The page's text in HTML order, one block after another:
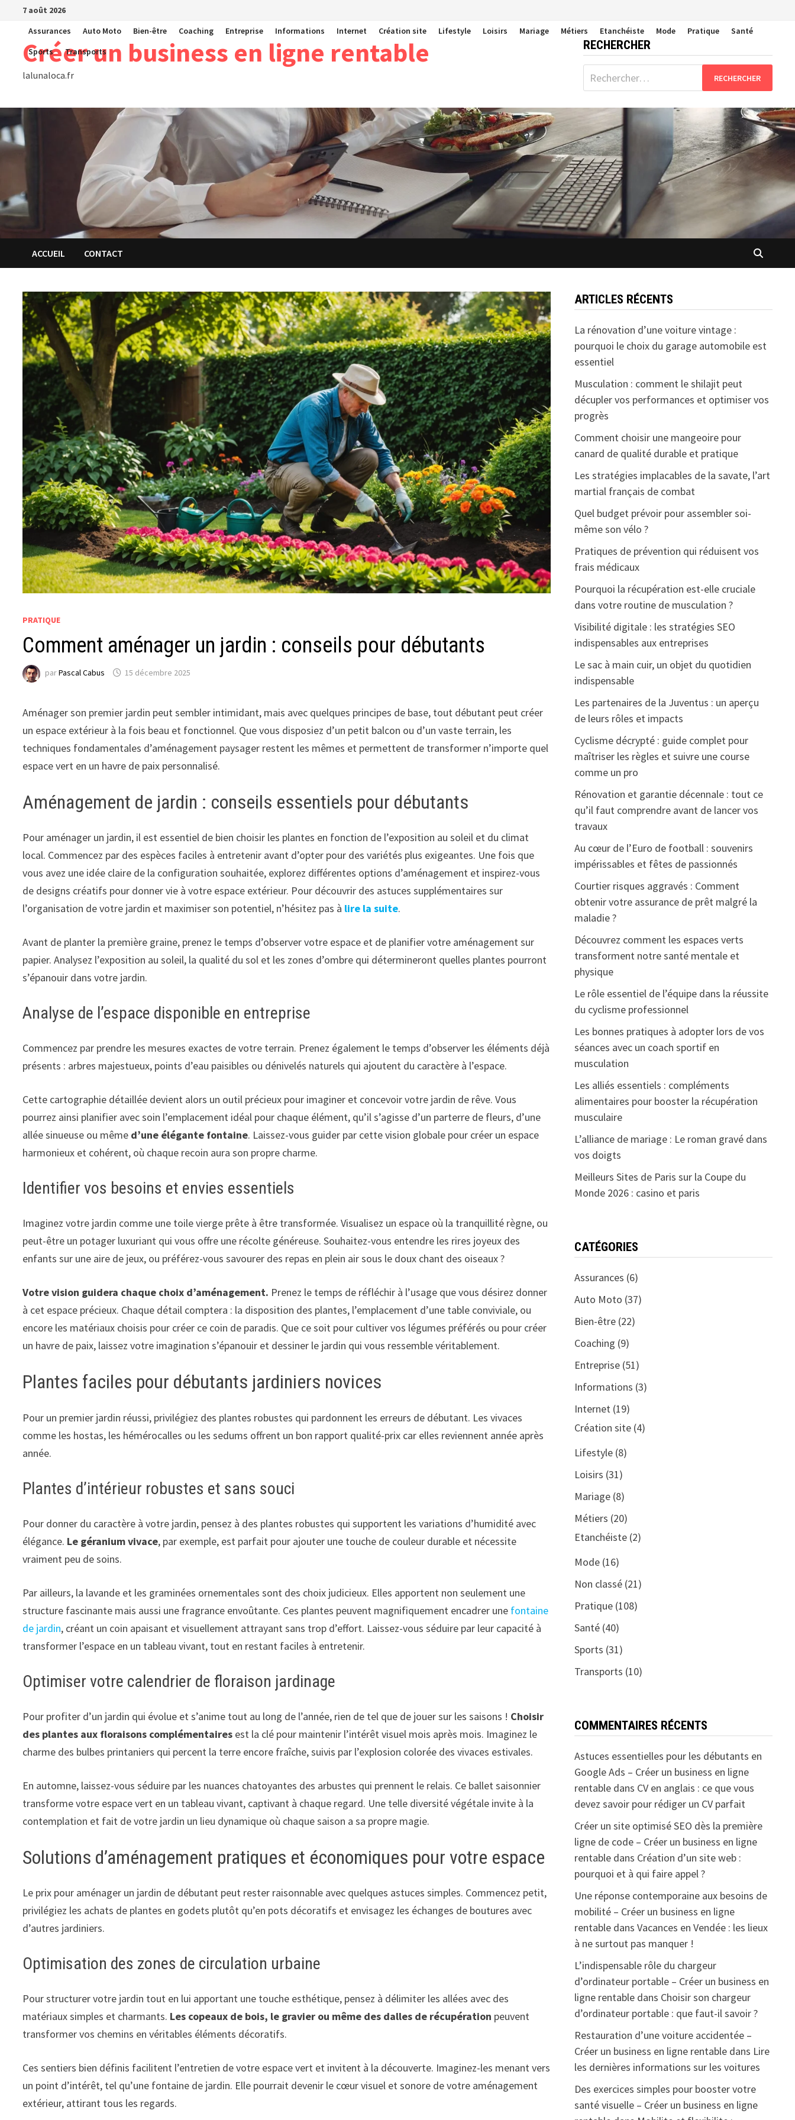
Passer7 août 2026
Assurances
Auto Moto Bien-être Coaching Entreprise Informations Internet Création site Lifestyle Loisirs Mariage Métiers Etanchéiste Mode Pratique
Santé
Sports
Transports
Créer un business en ligne rentable
lalunaloca.fr
RECHERCHER
Rechercher :
ACCUEIL CONTACT
PRATIQUE
Comment aménager un jardin : conseils pour débutants
parPascal Cabus 15 décembre 2025
Aménager son premier jardin peut sembler intimidant, mais avec quelques principes de base, tout débutant peut créer
un espace extérieur à la fois beau et fonctionnel. Que vous disposiez d’un petit balcon ou d’un vaste terrain, les
techniques fondamentales d’aménagement paysager restent les mêmes et permettent de transformer n’importe quel
espace vert en un havre de paix personnalisé.
Aménagement de jardin : conseils essentiels pour débutants
Pour aménager un jardin, il est essentiel de bien choisir les plantes en fonction de l’exposition au soleil et du climat
local. Commencez par des espèces faciles à entretenir avant d’opter pour des variétés plus exigeantes. Une fois que
vous avez une idée claire de la configuration souhaitée, explorez différentes options d’aménagement et inspirez-vous
de designs créatifs pour donner vie à votre espace extérieur. Pour découvrir des astuces supplémentaires sur
l’organisation de votre jardin et maximiser son potentiel, n’hésitez pas à lire la suite.
Avant de planter la première graine, prenez le temps d’observer votre espace et de planifier votre aménagement sur
papier. Analysez l’exposition au soleil, la qualité du sol et les zones d’ombre qui détermineront quelles plantes pourront
s’épanouir dans votre jardin.
Analyse de l’espace disponible en entreprise
Commencez par prendre les mesures exactes de votre terrain. Prenez également le temps d’observer les éléments déjà
présents : arbres majestueux, points d’eau paisibles ou dénivelés naturels qui ajoutent du caractère à l’espace.
Cette cartographie détaillée devient alors un outil précieux pour imaginer et concevoir votre jardin de rêve. Vous
pourrez ainsi planifier avec soin l’emplacement idéal pour chaque élément, qu’il s’agisse d’un parterre de fleurs, d’une
allée sinueuse ou même d’une élégante fontaine. Laissez-vous guider par cette vision globale pour créer un espace
harmonieux et cohérent, où chaque recoin aura son propre charme.
Identifier vos besoins et envies essentiels
Imaginez votre jardin comme une toile vierge prête à être transformée. Visualisez un espace où la tranquillité règne, ou
peut-être un potager luxuriant qui vous offre une récolte généreuse. Souhaitez-vous entendre les rires joyeux des
enfants sur une aire de jeux, ou préférez-vous savourer des repas en plein air sous le doux chant des oiseaux ?
Votre vision guidera chaque choix d’aménagement. Prenez le temps de réfléchir à l’usage que vous désirez donner
à cet espace précieux. Chaque détail comptera : la disposition des plantes, l’emplacement d’une table conviviale, ou
encore les matériaux choisis pour créer ce coin de paradis. Que ce soit pour cultiver vos légumes préférés ou pour créer
un havre de paix, laissez votre imagination s’épanouir et dessiner le jardin qui vous ressemble véritablement.
Plantes faciles pour débutants jardiniers novices
Pour un premier jardin réussi, privilégiez des plantes robustes qui pardonnent les erreurs de débutant. Les vivaces
comme les hostas, les hémérocalles ou les sedums offrent un bon rapport qualité-prix car elles reviennent année après
année.
Plantes d’intérieur robustes et sans souci
Pour donner du caractère à votre jardin, pensez à des plantes robustes qui supportent les variations d’humidité avec
élégance. Le géranium vivace, par exemple, est parfait pour ajouter une touche de couleur durable et nécessite
vraiment peu de soins.
Par ailleurs, la lavande et les graminées ornementales sont des choix judicieux. Elles apportent non seulement une
structure fascinante mais aussi une fragrance envoûtante. Ces plantes peuvent magnifiquement encadrer une fontaine
de jardin, créant un coin apaisant et visuellement attrayant sans trop d’effort. Laissez-vous séduire par leur capacité à
transformer l’espace en un tableau vivant, tout en restant faciles à entretenir.
Optimiser votre calendrier de floraison jardinage
Pour profiter d’un jardin qui évolue et s’anime tout au long de l’année, rien de tel que de jouer sur les saisons ! Choisir
des plantes aux floraisons complémentaires est la clé pour maintenir l’intérêt visuel mois après mois. Imaginez le
charme des bulbes printaniers qui percent la terre encore fraîche, suivis par l’explosion colorée des vivaces estivales.
En automne, laissez-vous séduire par les nuances chatoyantes des arbustes qui prennent le relais. Ce ballet saisonnier
transforme votre espace vert en un tableau vivant, captivant à chaque regard. Une telle diversité végétale invite à la
contemplation et fait de votre jardin un lieu dynamique où chaque saison a sa propre magie.
Solutions d’aménagement pratiques et économiques pour votre espace
Le prix pour aménager un jardin de débutant peut rester raisonnable avec quelques astuces simples. Commencez petit,
privilégiez les achats de plantes en godets plutôt qu’en pots décoratifs et envisagez les échanges de boutures avec
d’autres jardiniers.
Optimisation des zones de circulation urbaine
Pour structurer votre jardin tout en lui apportant une touche esthétique, pensez à délimiter les allées avec des
matériaux simples et charmants. Les copeaux de bois, le gravier ou même des dalles de récupération peuvent
transformer vos chemins en véritables éléments décoratifs.
Ces sentiers bien définis facilitent l’entretien de votre espace vert et invitent à la découverte. Imaginez-les menant vers
un point d’intérêt, tel qu’une fontaine de jardin. Elle pourrait devenir le cœur visuel et sonore de votre aménagement
extérieur, attirant tous les regards.
ARTICLES RÉCENTS
La rénovation d’une voiture vintage :
pourquoi le choix du garage automobile est
essentiel
Musculation : comment le shilajit peut
décupler vos performances et optimiser vos
progrès
Comment choisir une mangeoire pour
canard de qualité durable et pratique
Les stratégies implacables de la savate, l’art
martial français de combat
Quel budget prévoir pour assembler soi-
même son vélo ?
Pratiques de prévention qui réduisent vos
frais médicaux
Pourquoi la récupération est-elle cruciale
dans votre routine de musculation ?
Visibilité digitale : les stratégies SEO
indispensables aux entreprises
Le sac à main cuir, un objet du quotidien
indispensable
Les partenaires de la Juventus : un aperçu
de leurs rôles et impacts
Cyclisme décrypté : guide complet pour
maîtriser les règles et suivre une course
comme un pro
Rénovation et garantie décennale : tout ce
qu’il faut comprendre avant de lancer vos
travaux
Au cœur de l’Euro de football : souvenirs
impérissables et fêtes de passionnés
Courtier risques aggravés : Comment
obtenir votre assurance de prêt malgré la
maladie ?
Découvrez comment les espaces verts
transforment notre santé mentale et
physique
Le rôle essentiel de l’équipe dans la réussite
du cyclisme professionnel
Les bonnes pratiques à adopter lors de vos
séances avec un coach sportif en
musculation
Les alliés essentiels : compléments
alimentaires pour booster la récupération
musculaire
L’alliance de mariage : Le roman gravé dans
vos doigts
Meilleurs Sites de Paris sur la Coupe du
Monde 2026 : casino et paris
CATÉGORIES
Assurances (6)
Auto Moto (37)
Bien-être(22)
Coaching (9)
Entreprise(51)
Informations (3)
Internet(19)
Création site(4)
Lifestyle(8)
Loisirs (31)
Mariage(8)
Métiers (20)
Etanchéiste(2)
Mode(16)
Non classé(21)
Pratique(108)
Santé(40)
Sports (31)
Transports (10)
COMMENTAIRES RÉCENTS
Astuces essentielles pour les débutants en
Google Ads – Créer un business en ligne
rentabledans CV en anglais : ce que vous
devez savoir pour rédiger un CV parfait
Créer un site optimisé SEO dès la première
ligne de code – Créer un business en ligne
rentabledans Création d’un site web :
pourquoi et à qui faire appel ?
Une réponse contemporaine aux besoins de
mobilité – Créer un business en ligne
rentabledans Vacances en Vendée : les lieux
à ne surtout pas manquer !
L’indispensable rôle du chargeur
d’ordinateur portable – Créer un business en
ligne rentabledans Choisir son chargeur
d’ordinateur portable : que faut-il savoir ?
Restauration d’une voiture accidentée –
Créer un business en ligne rentabledans Lire
les dernières informations sur les voitures
Des exercices simples pour booster votre
santé visuelle – Créer un business en ligne